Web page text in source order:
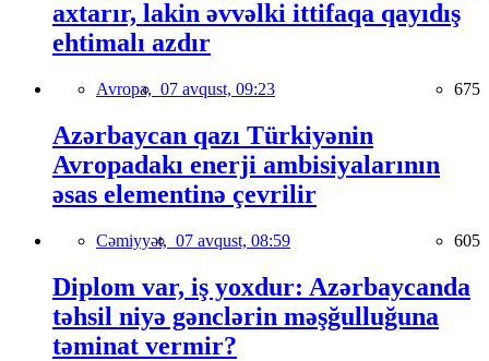
axtarır, lakin əvvəlki ittifaqa qayıdış
ehtimalı azdır
Avropa, 07 avqust, 09:23 675
Azərbaycan qazı Türkiyənin
Avropadakı enerji ambisiyalarının
əsas elementinə çevrilir
Cəmiyyət, 07 avqust, 08:59 605
Diplom var, iş yoxdur: Azərbaycanda
təhsil niyə gənclərin məşğulluğuna
təminat vermir?